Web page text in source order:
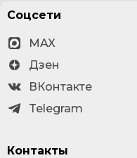
Соцсети
MAX
Дзен
ВКонтакте
Telegram
Контакты